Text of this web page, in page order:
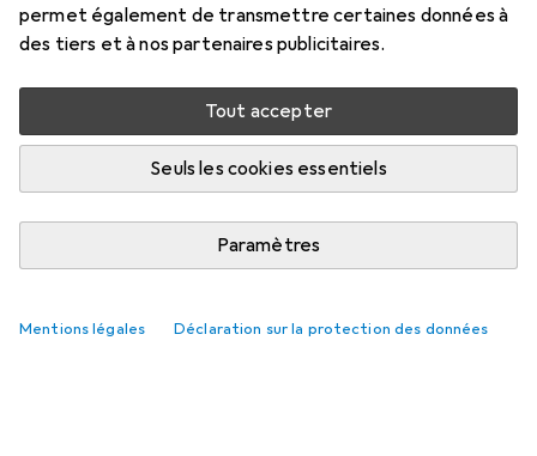
permet également de transmettre certaines données à
des tiers et à nos partenaires publicitaires.
Tout accepter
Seuls les cookies essentiels
Paramètres
Mentions légales Déclaration sur la protection des données